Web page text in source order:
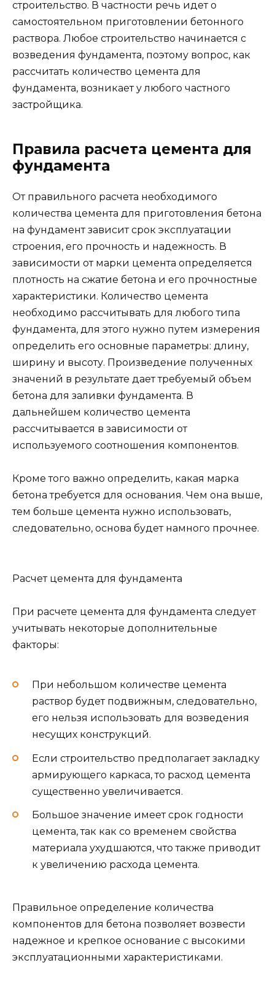
строительство. В частности речь идет о
самостоятельном приготовлении бетонного
раствора. Любое строительство начинается с
возведения фундамента, поэтому вопрос, как
рассчитать количество цемента для
фундамента, возникает у любого частного
застройщика.
Правила расчета цемента для
фундамента
От правильного расчета необходимого
количества цемента для приготовления бетона
на фундамент зависит срок эксплуатации
строения, его прочность и надежность. В
зависимости от марки цемента определяется
плотность на сжатие бетона и его прочностные
характеристики. Количество цемента
необходимо рассчитывать для любого типа
фундамента, для этого нужно путем измерения
определить его основные параметры: длину,
ширину и высоту. Произведение полученных
значений в результате дает требуемый объем
бетона для заливки фундамента. В
дальнейшем количество цемента
рассчитывается в зависимости от
используемого соотношения компонентов.
Кроме того важно определить, какая марка
бетона требуется для основания. Чем она выше,
тем больше цемента нужно использовать,
следовательно, основа будет намного прочнее.
Расчет цемента для фундамента
При расчете цемента для фундамента следует
учитывать некоторые дополнительные
факторы:
При небольшом количестве цемента
раствор будет подвижным, следовательно,
его нельзя использовать для возведения
несущих конструкций.
Если строительство предполагает закладку
армирующего каркаса, то расход цемента
существенно увеличивается.
Большое значение имеет срок годности
цемента, так как со временем свойства
материала ухудшаются, что также приводит
к увеличению расхода цемента.
Правильное определение количества
компонентов для бетона позволяет возвести
надежное и крепкое основание с высокими
эксплуатационными характеристиками.